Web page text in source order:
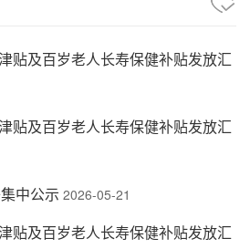
贴及百岁老人长寿保健补贴发放汇
贴及百岁老人长寿保健补贴发放汇
中公示 2026-05-21
贴及百岁老人长寿保健补贴发放汇